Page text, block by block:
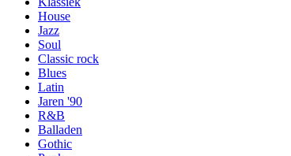
House
Jazz
Soul
Classic rock
Blues
Latin
Jaren '90
R&B
Balladen
Gothic